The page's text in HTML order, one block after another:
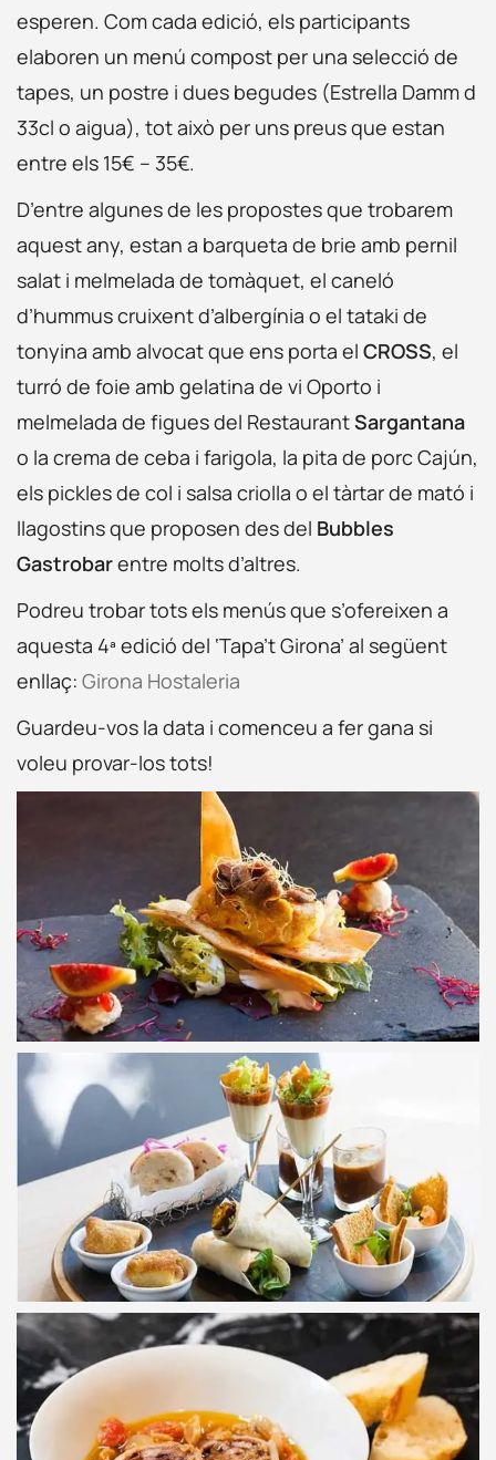
esperen. Com cada edició, els participants
elaboren un menú compost per una selecció de
tapes, un postre i dues begudes (Estrella Damm d
33cl o aigua), tot això per uns preus que estan
entre els 15€ – 35€.
D’entre algunes de les propostes que trobarem
aquest any, estan a barqueta de brie amb pernil
salat i melmelada de tomàquet, el caneló
d’hummus cruixent d’albergínia o el tataki de
tonyina amb alvocat que ens porta el CROSS, el
turró de foie amb gelatina de vi Oporto i
melmelada de figues del RestaurantSargantana
o la crema de ceba i farigola, la pita de porc Cajún,
els pickles de col i salsa criolla o el tàrtar de mató i
llagostins que proposen des del Bubbles
Gastrobarentre molts d’altres.
Podreu trobar tots els menús que s’ofereixen a
aquesta 4ª edició del ‘Tapa’t Girona’ al següent
enllaç: Girona Hostaleria
Guardeu-vos la data i comenceu a fer gana si
voleu provar-los tots!